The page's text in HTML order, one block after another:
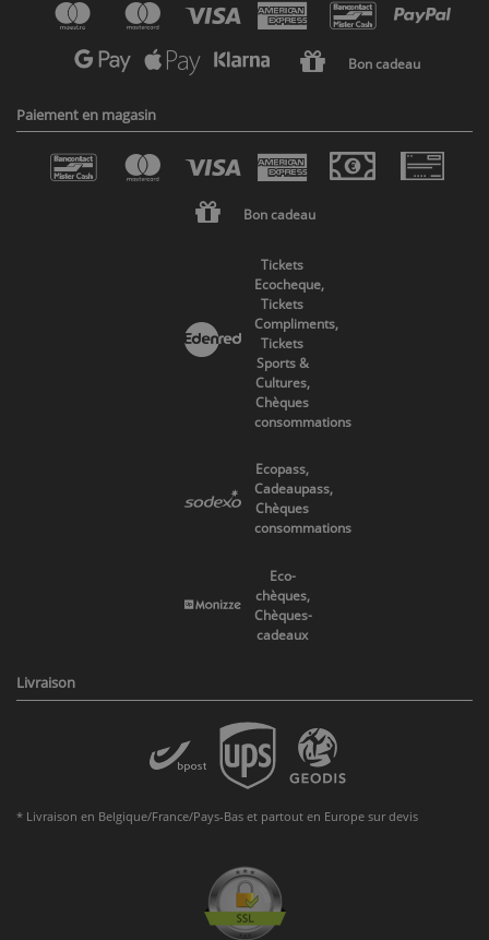
Bon cadeau
Paiement en magasin
Bon cadeau
Tickets
Ecocheque,
Tickets
Compliments,
Tickets
Sports &
Cultures,
Chèques
consommations
Ecopass,
Cadeaupass,
Chèques
consommations
Eco-
chèques,
Chèques-
cadeaux
Livraison
* Livraison en Belgique/France/Pays-Bas et partout en Europe sur devis